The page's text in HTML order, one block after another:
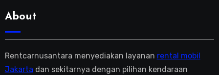
About
Rentcarnusantara menyediakan layanan rental mobil
Jakarta dan sekitarnya dengan pilihan kendaraan